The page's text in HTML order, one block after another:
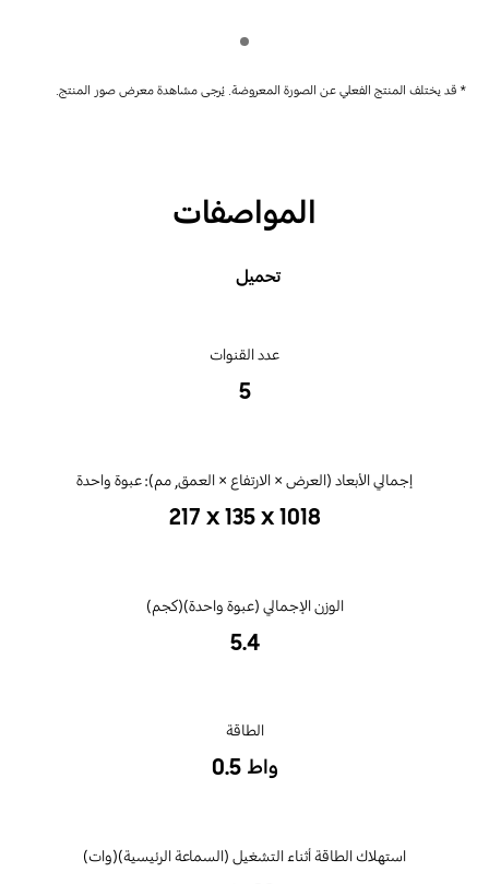
* قد يختلف المنتج الفعلي عن الصورة المعروضة. يُرجى مشاهدة معرض صور المنتج.
المواصفات
تحميل
عدد القنوات
5
‎217 x 135 x 1018‎
‎الوزن الإجمالي (عبوة واحدة)‎(كجم)
5.4‎
الطاقة
واط ‎0.5‎